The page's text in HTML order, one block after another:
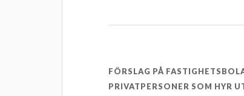
FÖRSLAG PÅ
PRIVATPERSONER SOM HYR